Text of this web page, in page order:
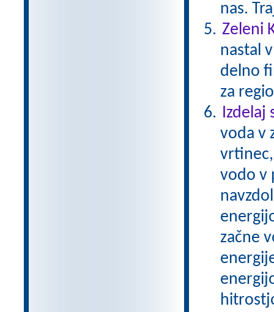
nas.
Zeleni
nastal
delno
za
Izdelaj
voda v
vodo v
začne